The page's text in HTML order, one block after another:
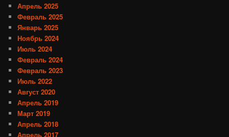
Апрель 2025
Февраль 2025
Январь 2025
Ноябрь 2024
Июль 2024
Февраль 2024
Февраль 2023
Июль 2022
Август 2020
Апрель 2019
Март 2019
Апрель 2018
Апрель 2017